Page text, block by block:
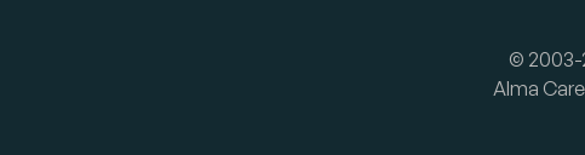
© 2003-
Alma